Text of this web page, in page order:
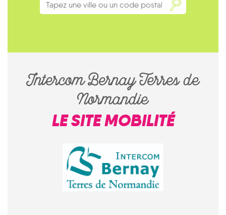
Intercom Bernay Terres de
Normandie
LE SITE MOBILITÉ